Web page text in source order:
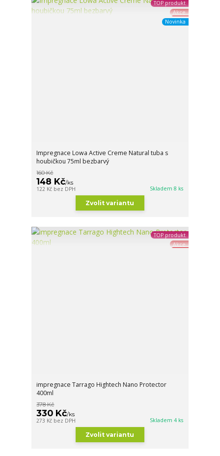
TOP produkt
Akce
Novinka
Impregnace Lowa Active Creme Natural tuba s
houbičkou 75ml bezbarvý
160 Kč
148 Kč/ks
122 Kč bez DPH Skladem 8 ks
Zvolit variantu
TOP produkt
Akce
impregnace Tarrago Hightech Nano Protector
400ml
378 Kč
330 Kč/ks
273 Kč bez DPH Skladem 4 ks
Zvolit variantu